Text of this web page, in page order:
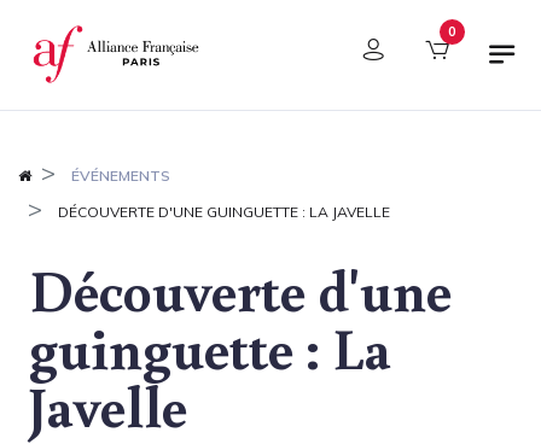
Panneau de gestion des cookies 0
ÉVÉNEMENTS
DÉCOUVERTE D'UNE GUINGUETTE : LA JAVELLE
Découverte d'une
guinguette : La
Javelle